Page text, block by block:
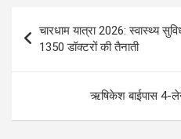
navigation
चारधाम यात्रा 2026: स्वास्थ्य
1350 डॉक्टरों की तैनाती
ऋषिकेश बाईपास 4-